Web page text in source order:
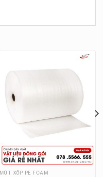
MÚT XỐP PE FOAM